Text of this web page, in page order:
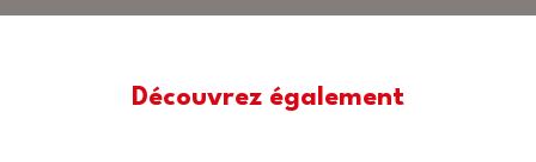
Découvrez également